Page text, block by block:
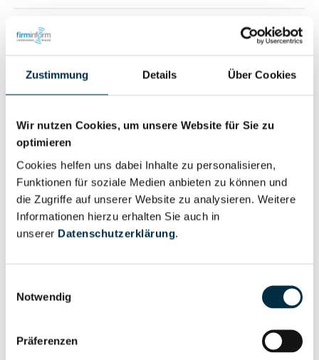
Zustimmung Details Über Cookies
Wir nutzen Cookies, um unsere Website für Sie zu
optimieren
Cookies helfen uns dabei Inhalte zu personalisieren,
Funktionen für soziale Medien anbieten zu können und
die Zugriffe auf unserer Website zu analysieren. Weitere
Informationen hierzu erhalten Sie auch in
unserer Datenschutzerklärung.
Notwendig
Präferenzen
Für registrierte Nutzer
Personen im Unternehmen
Geschäftsführer (2)
Für registrierte
Nutzer
Wirtschaftlich
Vollständiges
Unternehmensprofil